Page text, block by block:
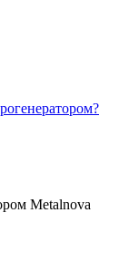
Metalnova